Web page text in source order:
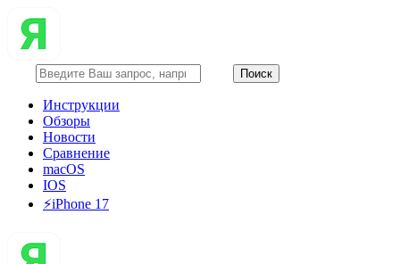
Инструкции
Обзоры
Новости
Сравнение
macOS
IOS
⚡️iPhone 17